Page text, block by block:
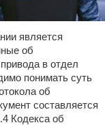
является
об
в отдел
понимать суть
об
составляется
Кодекса об